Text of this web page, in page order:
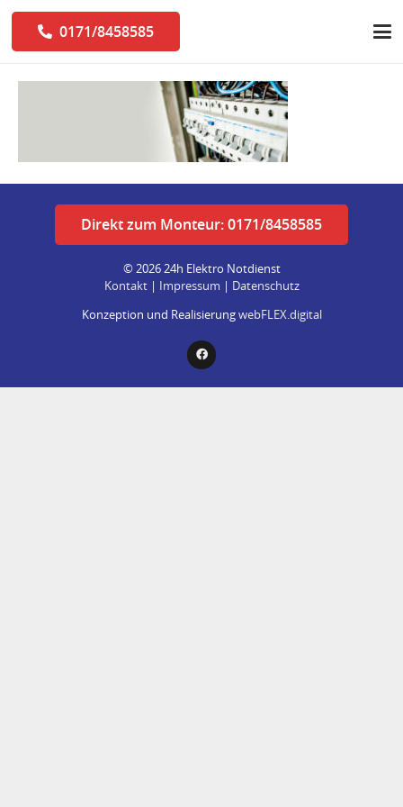
0171/8458585
Direkt zum Monteur: 0171/8458585
© 2026 24h Elektro Notdienst
Kontakt| Impressum | Datenschutz
Konzeption und RealisierungwebFLEX.digital